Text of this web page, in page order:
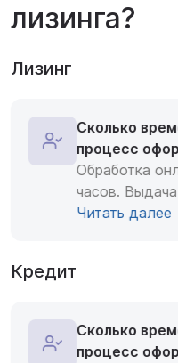
лизинга?
Лизинг
Сколько
процесс
Обработка
часов.
Читать далее
Кредит
Сколько
процесс